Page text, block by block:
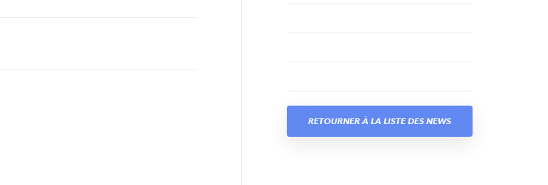
RETOURNER À LA LISTE DES NEWS